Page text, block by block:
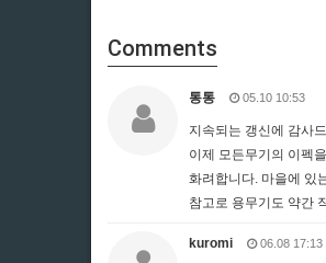
Comments
통통 05.10 10:53
지속되는 갱신에 감사
이제 모든무기의 이펙
화려합니다. 마을에 있
참고로 용무기도 약간
kuromi 06.08 17:13